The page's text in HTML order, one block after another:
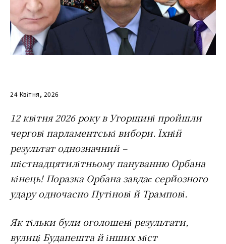
24 Квітня, 2026
12 квітня 2026 року в Угорщині пройшли
чергові парламентські вибори. Їхній
результат однозначний –
шістнадцятилітньому пануванню Орбана
кінець! Поразка Орбана завдає серйозного
удару одночасно Путінові й Трампові.
Як тільки були оголошені результати,
вулиці Будапешта й інших міст